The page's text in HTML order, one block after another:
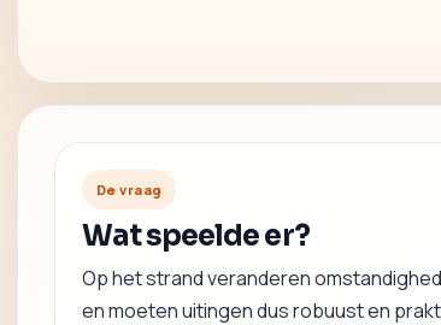
De vraag
Wat speelde er?
Op het strand veranderen
en moeten uitingen dus robuust en